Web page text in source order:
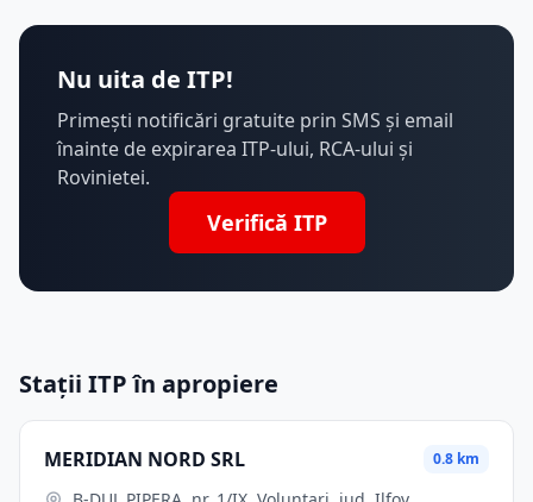
Nu uita de ITP!
Primești notificări gratuite prin SMS și email
înainte de expirarea ITP-ului, RCA-ului și
Rovinietei.
Verifică ITP
Stații ITP în apropiere
MERIDIAN NORD SRL 0.8 km